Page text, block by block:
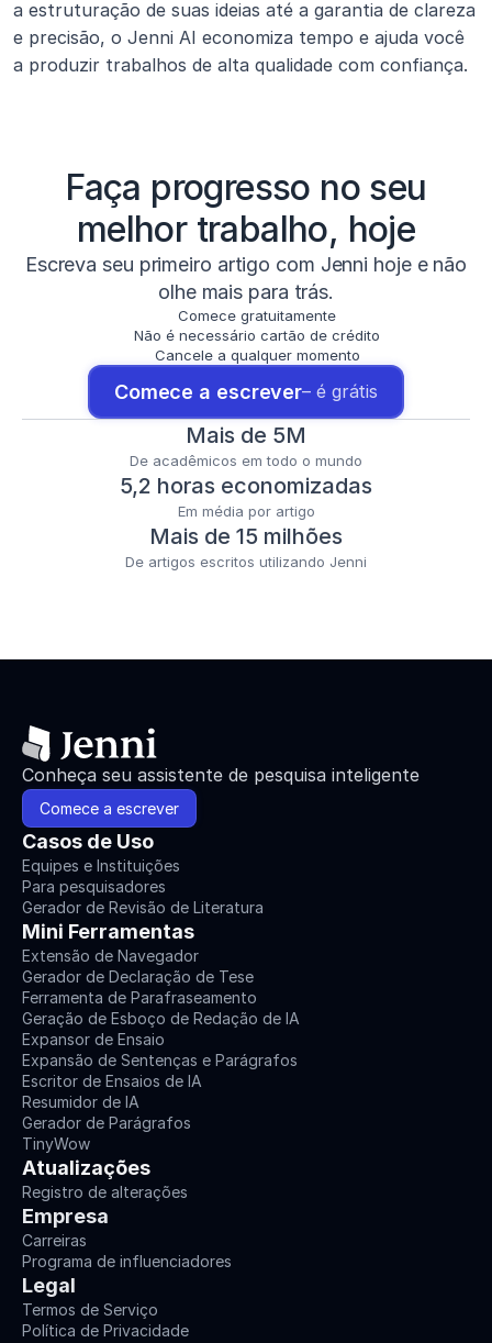
a estruturação de suas ideias até a garantia de clareza
e precisão, o Jenni AI economiza tempo e ajuda você
a produzir trabalhos de alta qualidade com confiança.
Faça progresso no seu
melhor trabalho, hoje
Escreva seu primeiro artigo com Jenni hoje e não
olhe mais para trás.
Comece gratuitamente
Não é necessário cartão de crédito
Cancele a qualquer momento
Comece a escrever– é grátis
Mais de 5M
De acadêmicos em todo o mundo
5,2 horas economizadas
Em média por artigo
Mais de 15 milhões
De artigos escritos utilizando Jenni
Conheça seu assistente de pesquisa inteligente
Comece a escrever
Casos de Uso
Equipes e Instituições
Para pesquisadores
Gerador de Revisão de Literatura
Mini Ferramentas
Extensão de Navegador
Gerador de Declaração de Tese
Ferramenta de Parafraseamento
Geração de Esboço de Redação de IA
Expansor de Ensaio
Expansão de Sentenças e Parágrafos
Escritor de Ensaios de IA
Resumidor de IA
Gerador de Parágrafos
TinyWow
Atualizações
Registro de alterações
Empresa
Carreiras
Programa de influenciadores
Legal
Termos de Serviço
Política de Privacidade